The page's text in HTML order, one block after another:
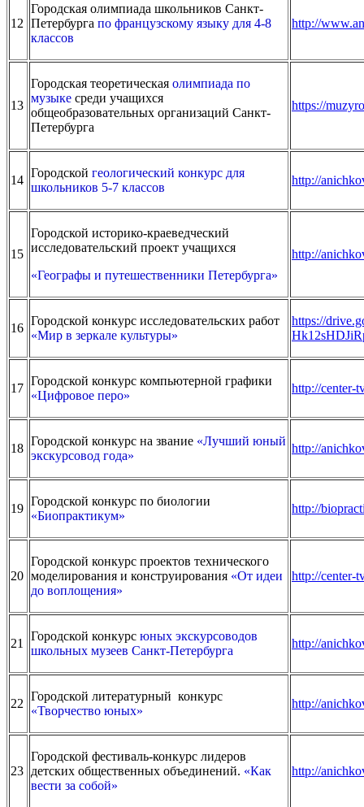
12
Городская олимпиада школьников Санкт-
Петербурга по французскому языку для 4-8
классов
http://
13
Городская теоретическая олимпиада по
музыке среди учащихся
общеобразовательных организаций Санкт-
Петербурга
https://
14
Городской геологический конкурс для
школьников 5-7 классов
http://
15
Городской историко-краеведческий
исследовательский проект учащихся
«Географы и путешественники Петербурга»
http://
16
Городской конкурс исследовательских работ
«Мир в зеркале культуры»
https://
17
Городской конкурс компьютерной графики
«Цифровое перо»
http://center-
18
Городской конкурс на звание «Лучший юный
экскурсовод года»
http://
19
Городской конкурс по биологии
«Биопрактикум»
http://
20
Городской конкурс проектов технического
моделирования и конструирования «От идеи
до воплощения»
http://center-
21
Городской конкурс юных экскурсоводов
школьных музеев Санкт-Петербурга
http://
22
Городской литературный конкурс
«Творчество юных»
http://
23
Городской фестиваль-конкурс лидеров
детских общественных объединений. «Как
вести за собой»
http://